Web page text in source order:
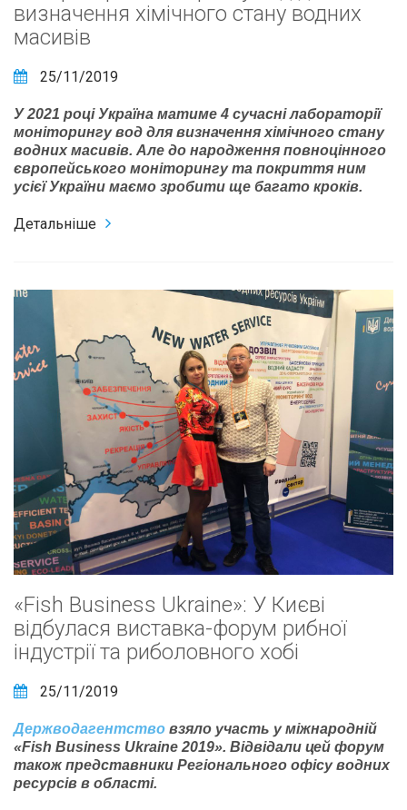
визначення хімічного стану водних
масивів
25/11/2019
У 2021 році Україна матиме 4 сучасні лабораторії
моніторингу вод для визначення хімічного стану
водних масивів. Але до народження повноцінного
європейського моніторингу та покриття ним
усієї України маємо зробити ще багато кроків.
Детальніше
«Fish Business Ukraine»: У Києві
відбулася виставка-форум рибної
індустрії та риболовного хобі
25/11/2019
Держводагентство взяло участь у міжнародній
«Fish Business Ukraine 2019». Відвідали цей форум
також представники Регіонального офісу водних
ресурсів в області.